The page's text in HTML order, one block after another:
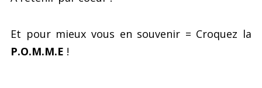
Et pour mieux vous en souvenir = Croquez la
P.O.M.M.E !